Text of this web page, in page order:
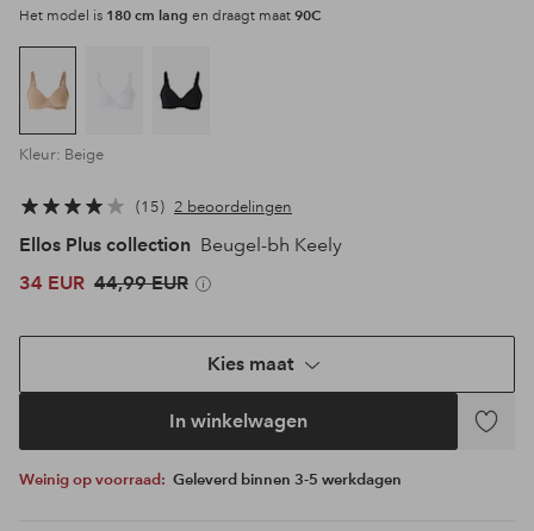
Het model is 180 cm lang en draagt maat 90C
Kleur: Beige
15 2 beoordelingen
Ellos Plus collection Beugel-bh Keely
34 EUR 44,99 EUR
Kies maat
In winkelwagen
Weinig op voorraad: Geleverd binnen 3-5 werkdagen